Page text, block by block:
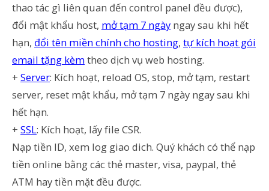
thao tác gì liên quan đến control panel đều được),
đổi mật khẩu host, mở tạm 7 ngày ngay sau khi hết
hạn, đổi tên miền chính cho hosting, tự kích hoạt gói
email tặng kèmtheo dịch vụ web hosting.
+ Server: Kích hoạt, reload OS, stop, mở tạm, restart
server, reset mật khẩu, mở tạm 7 ngày ngay sau khi
hết hạn.
+ SSL: Kích hoạt, lấy file CSR.
Nạp tiền ID, xem log giao dich. Quý khách có thể nạp
tiền online bằng các thẻ master, visa, paypal, thẻ
ATM hay tiền mặt đều được.